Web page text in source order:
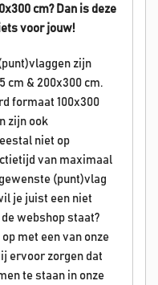
cm? Dan is deze
voor jouw!
zijn
cm & 200x300 cm.
formaat 100x300
zijn ook
niet op
van maximaal
(punt)vlag
je juist een niet
webshop staat?
met een van onze
ervoor zorgen dat
te staan in onze